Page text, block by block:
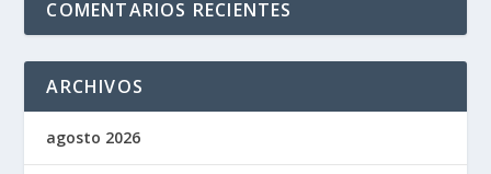
COMENTARIOS RECIENTES
ARCHIVOS
agosto 2026